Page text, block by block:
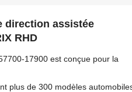
direction assistée
RHD
17900 est conçue pour la
plus de 300 modèles